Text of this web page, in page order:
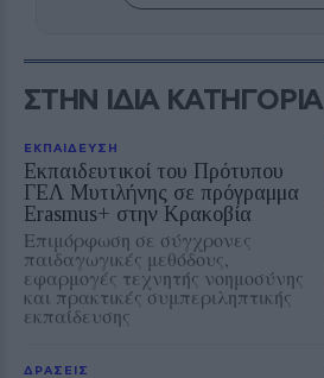
ΣΤΗΝ ΙΔΙΑ ΚΑΤΗΓΟΡΙΑ
ΕΚΠΑΙΔΕΥΣΗ
Εκπαιδευτικοί του Πρότυπου
ΓΕΛ Μυτιλήνης σε πρόγραμμα
Erasmus+ στην Κρακοβία
Επιμόρφωση σε σύγχρονες
παιδαγωγικές μεθόδους,
εφαρμογές τεχνητής νοημοσύνης
και πρακτικές συμπεριληπτικής
εκπαίδευσης
ΔΡΑΣΕΙΣ